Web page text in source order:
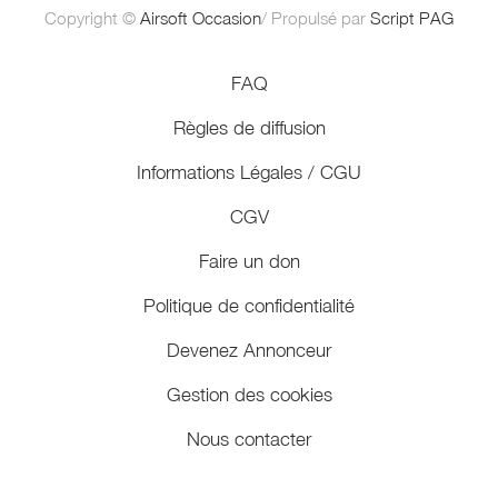
Copyright © Airsoft Occasion/ Propulsé par Script PAG
FAQ
Règles de diffusion
Informations Légales / CGU
CGV
Faire un don
Politique de confidentialité
Devenez Annonceur
Gestion des cookies
Nous contacter